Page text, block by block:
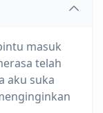
masuk
telah
aku suka